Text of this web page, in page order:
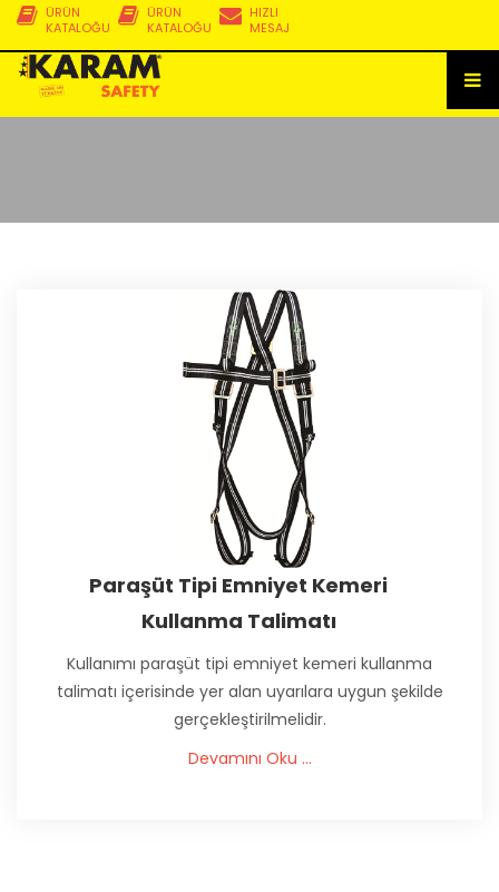
HIZLI
MESAJ
ÜRÜN
KATALOĞU
ÜRÜN
KATALOĞU
Paraşüt Tipi Emniyet Kemeri
Kullanma Talimatı
Kullanımı paraşüt tipi emniyet kemeri kullanma
talimatı içerisinde yer alan uyarılara uygun şekilde
gerçekleştirilmelidir.
Devamını Oku ...